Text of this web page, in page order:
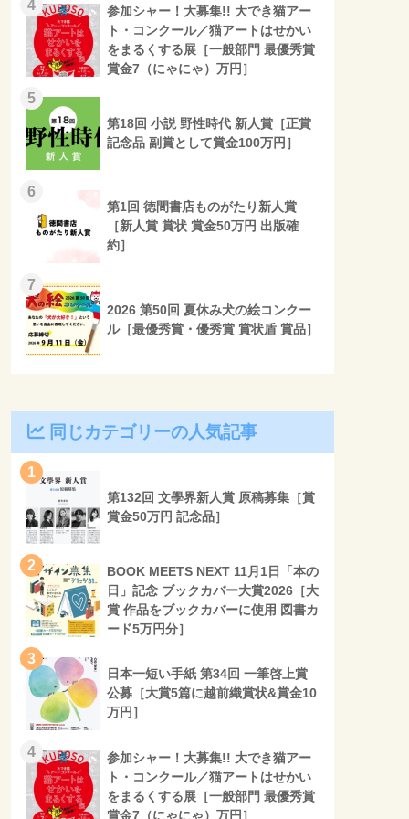
4
参加シャー！大募集!! 大でき猫アー
ト・コンクール／猫アートはせかい
をまるくする展［一般部門 最優秀賞
賞金7（にゃにゃ）万円］
5
第18回 小説 野性時代 新人賞［正賞
記念品 副賞として賞金100万円］
6
第1回 徳間書店ものがたり新人賞
［新人賞 賞状 賞金50万円 出版確
約］
7
2026 第50回 夏休み犬の絵コンクー
ル［最優秀賞・優秀賞 賞状盾 賞品］
同じカテゴリーの人気記事
1
第132回 文學界新人賞 原稿募集［賞
賞金50万円 記念品］
2
BOOK MEETS NEXT 11月1日「本の
日」記念 ブックカバー大賞2026［大
賞 作品をブックカバーに使用 図書カ
ード5万円分］
3
日本一短い手紙 第34回 一筆啓上賞
公募［大賞5篇に越前織賞状&賞金10
万円］
4
参加シャー！大募集!! 大でき猫アー
ト・コンクール／猫アートはせかい
をまるくする展［一般部門 最優秀賞
賞金7（にゃにゃ）万円］